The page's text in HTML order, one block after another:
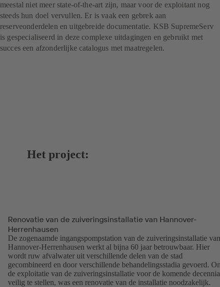
meestal niet meer state-of-the-art zijn, maar voor de exploitant nog
steeds hun doel vervullen. Er is vaak een gebrek aan
reserveonderdelen en uitgebreide documentatie. KSB SupremeServ
is gespecialiseerd in deze complexe uitdagingen en gebruikt met
succes een afzonderlijke catalogus met maatregelen.
Het project:
Renovatie van de zuiveringsinstallatie van Hannover-
Herrenhausen
De zogenaamde ingangspompstation van de zuiveringsinstallatie van
Hannover-Herrenhausen werkt al bijna 60 jaar betrouwbaar. Hier
wordt ruw afvalwater uit verschillende delen van de stad
gecombineerd en door verschillende behandelingsstadia gevoerd.
de exploitatie van de zuiveringsinstallatie voor de komende decennia
veilig te stellen, was een renovatie van de installatie noodzakelijk.